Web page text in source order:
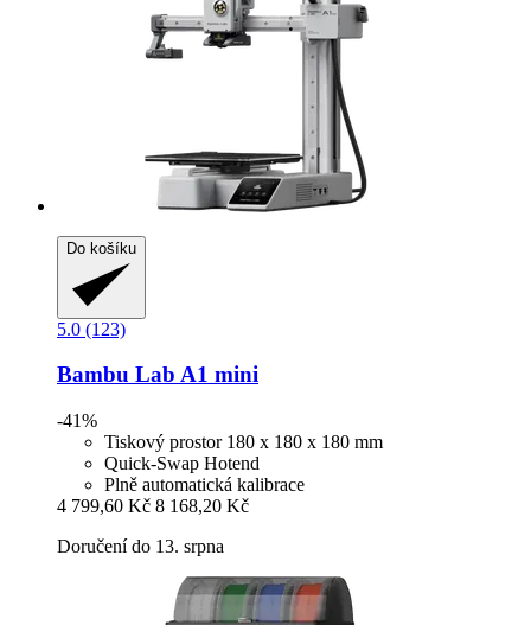
Do košíku
5.0 (123)
Bambu Lab A1 mini
-41%
Tiskový prostor 180 x 180 x 180 mm
Quick-Swap Hotend
Plně automatická kalibrace
4 799,60 Kč 8 168,20 Kč
Doručení do 13. srpna